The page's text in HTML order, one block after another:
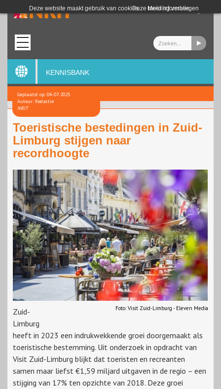
Deze website maakt gebruik van cookies. Meer informatie
Deze melding verbergen
Login
KENNISBANK
Geplaatst op: 04-07-2025
Auteur: Redactie
NRIT
Toeristische bestedingen in Zuid-
Limburg stijgen naar
recordhoogte
Foto: Visit Zuid-Limburg - Eleven Media
Zuid-
Limburg
heeft in 2023 een indrukwekkende groei doorgemaakt als
toeristische bestemming. Uit onderzoek in opdracht van
Visit Zuid-Limburg blijkt dat toeristen en recreanten
samen maar liefst €1,59 miljard uitgaven in de regio – een
stijging van 17% ten opzichte van 2018. Deze groei